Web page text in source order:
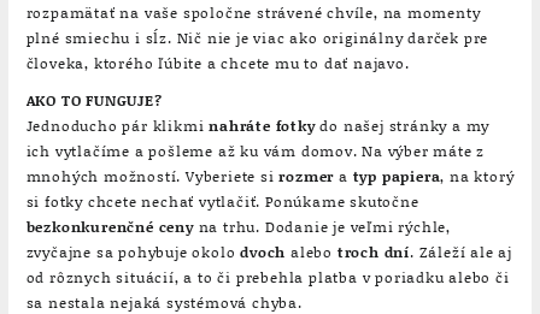
rozpamätať na vaše spoločne strávené chvíle, na momenty
plné smiechu i sĺz. Nič nie je viac ako originálny darček pre
človeka, ktorého ľúbite a chcete mu to dať najavo.
AKO TO FUNGUJE?
Jednoducho pár klikminahráte fotkydo našej stránky a my
ich vytlačíme a pošleme až ku vám domov. Na výber máte z
mnohých možností. Vyberiete sirozmer a typ papiera, na ktorý
si fotky chcete nechať vytlačiť. Ponúkame skutočne
bezkonkurenčné cenyna trhu. Dodanie je veľmi rýchle,
zvyčajne sa pohybuje okolodvoch alebo troch dní. Záleží ale aj
od rôznych situácií, a to či prebehla platba v poriadku alebo či
sa nestala nejaká systémová chyba.